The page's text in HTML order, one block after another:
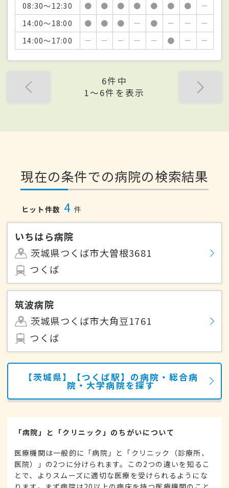
08:30～12:30 ● ● ● ● ● ● ●
－
14:00～18:00
● ● ● － ● － －
－
14:00～17:00
－ － － － － ● － －
6件中
1〜6件を表示
現在の条件での病院の検索結果
ヒット件数 4 件
いちはら病院
茨城県つくば市大曽根3681
つくば
筑波病院
茨城県つくば市大角豆1761
つくば
【茨城県】【つくば駅】の病院・総合病
院・大学病院を探す
「病院」と「クリニック」のちがいについて
医療機関は一般的に「病院」と「クリニック（診療所、
医院）」の2つに分けられます。この2つの違いを知るこ
とで、よりスムーズに適切な医療を受けられるようにな